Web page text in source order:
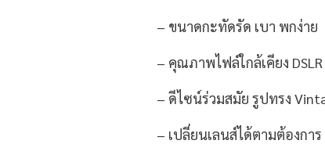
– ขนาดกะทัดรัด เบา พกง่าย
– คุณภาพไฟล์ใกล้เคียง DSLR
– ดีไซน์ร่วมสมัย รูปทรง
– เปลี่ยนเลนส์ได้ตามต้องการ